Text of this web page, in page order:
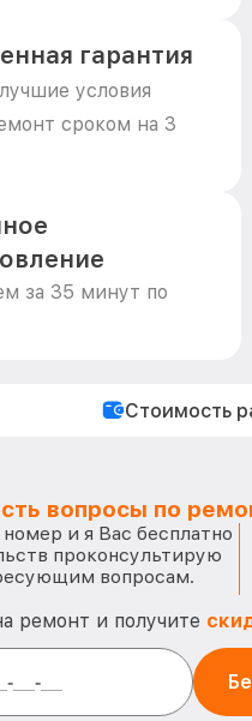
гарантия
условия
сроком на 3
за 35 минут по
Стоимость
вопросы по
и я Вас бесплатно
проконсультирую
вопросам.
ремонт и получите